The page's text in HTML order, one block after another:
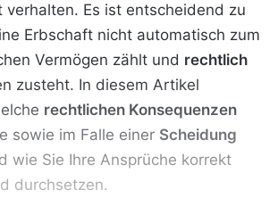
verhalten. Es ist entscheidend zu
Erbschaft nicht automatisch zum
Vermögen zählt und rechtlich
zusteht. In diesem Artikel
rechtlichen Konsequenzen
sowie im Falle einer Scheidung
wie Sie Ihre Ansprüche korrekt
durchsetzen.